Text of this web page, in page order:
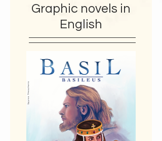
Graphic novels in
English